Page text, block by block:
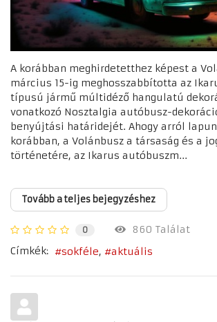
A korábban meghirdetetthez képest a
március 15-ig meghosszabbította az
típusú jármű múltidéző hangulatú
vonatkozó Nosztalgia autóbusz-
benyújtási határidejét. Ahogy arról
korábban, a Volánbusz a társaság és a
történetére, az Ikarus autóbuszm...
Tovább a teljes bejegyzéshez
0
860 Találat
Címkék:
sokféle aktuális